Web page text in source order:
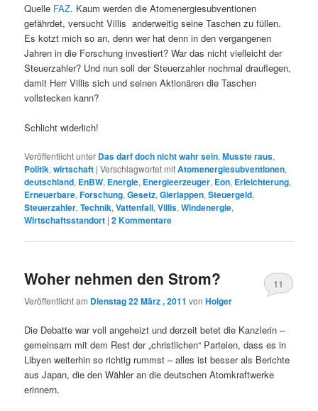
Quelle FAZ. Kaum werden die Atomenergiesubventionen
gefährdet, versucht Villis anderweitig seine Taschen zu füllen.
Es kotzt mich so an, denn wer hat denn in den vergangenen
Jahren in die Forschung investiert? War das nicht vielleicht der
Steuerzahler? Und nun soll der Steuerzahler nochmal drauflegen,
damit Herr Villis sich und seinen Aktionären die Taschen
vollstecken kann?
Schlicht widerlich!
Veröffentlicht unter Das darf doch nicht wahr sein,Musste raus,
Politik,wirtschaft |Verschlagwortet mitAtomenergiesubventionen,
deutschland, EnBW, Energie, Energieerzeuger, Eon, Erleichterung,
Erneuerbare,Forschung,Gesetz,Gierlappen,Steuergeld,
Steuerzahler,Technik,Vattenfall,Villis,Windenergie,
Wirtschaftsstandort |2Kommentare
Woher nehmen den Strom?
Veröffentlicht am Dienstag 22 März , 2011 vonHolger
11
Die Debatte war voll angeheizt und derzeit betet die Kanzlerin –
gemeinsam mit dem Rest der „christlichen“ Parteien, dass es in
Libyen weiterhin so richtig rummst – alles ist besser als Berichte
aus Japan, die den Wähler an die deutschen Atomkraftwerke
erinnern.